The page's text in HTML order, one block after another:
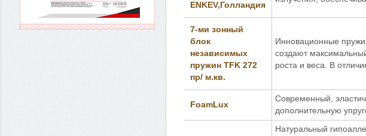
ENKEV,Голландия
7-ми зонный
блок
независимых
пружин TFK 272
пр/ м.кв.
Инновационные
создают
роста и веса. В
FoamLux
Современный,
дополнительную
Натуральный